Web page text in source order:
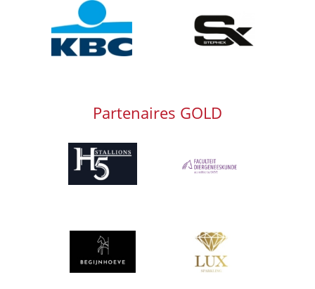
Afbeelding
Partenaires GOLD
Afbeelding Afbeelding
Afbeelding Afbeelding